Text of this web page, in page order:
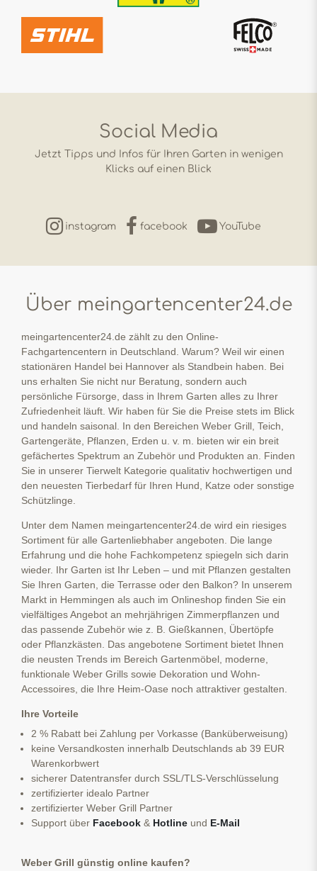
Social Media
Jetzt Tipps und Infos für Ihren Garten in wenigen
Klicks auf einen Blick
instagram facebook YouTube
Über meingartencenter24.de
meingartencenter24.de zählt zu den Online-
Fachgartencentern in Deutschland. Warum? Weil wir einen
stationären Handel bei Hannover als Standbein haben. Bei
uns erhalten Sie nicht nur Beratung, sondern auch
persönliche Fürsorge, dass in Ihrem Garten alles zu Ihrer
Zufriedenheit läuft. Wir haben für Sie die Preise stets im Blick
und handeln saisonal. In den Bereichen Weber Grill, Teich,
Gartengeräte, Pflanzen, Erden u. v. m. bieten wir ein breit
gefächertes Spektrum an Zubehör und Produkten an. Finden
Sie in unserer Tierwelt Kategorie qualitativ hochwertigen und
den neuesten Tierbedarf für Ihren Hund, Katze oder sonstige
Schützlinge.
Unter dem Namen meingartencenter24.de wird ein riesiges
Sortiment für alle Gartenliebhaber angeboten. Die lange
Erfahrung und die hohe Fachkompetenz spiegeln sich darin
wieder. Ihr Garten ist Ihr Leben – und mit Pflanzen gestalten
Sie Ihren Garten, die Terrasse oder den Balkon? In unserem
Markt in Hemmingen als auch im Onlineshop finden Sie ein
vielfältiges Angebot an mehrjährigen Zimmerpflanzen und
das passende Zubehör wie z. B. Gießkannen, Übertöpfe
oder Pflanzkästen. Das angebotene Sortiment bietet Ihnen
die neusten Trends im Bereich Gartenmöbel, moderne,
funktionale Weber Grills sowie Dekoration und Wohn-
Accessoires, die Ihre Heim-Oase noch attraktiver gestalten.
Ihre Vorteile
2 % Rabatt bei Zahlung per Vorkasse (Banküberweisung)
keine Versandkosten innerhalb Deutschlands ab 39 EUR
Warenkorbwert
sicherer Datentransfer durch SSL/TLS-Verschlüsselung
zertifizierter idealo Partner
zertifizierter Weber Grill Partner
Support über Facebook & Hotline und E-Mail
Weber Grill günstig online kaufen?